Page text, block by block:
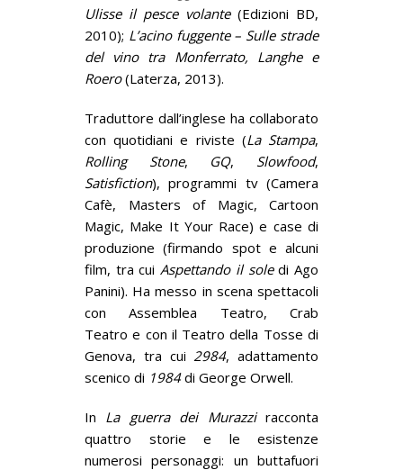
Ulisse il pesce volante(Edizioni BD,
2010); L’acino fuggente – Sulle strade
del vino tra Monferrato, Langhe e
Roero(Laterza, 2013).
Traduttore dall’inglese ha collaborato
con quotidiani e riviste (La Stampa,
Rolling
Stone, GQ, Slowfood,
Satisfiction), programmi tv (Camera
Cafè, Masters of Magic, Cartoon
Magic, Make It Your Race) e case di
produzione (firmando spot e alcuni
film, tra cuiAspettando il soledi Ago
Panini). Ha messo in scena spettacoli
con Assemblea Teatro, Crab
Teatro e con il Teatro della Tosse di
Genova, tra cui 2984, adattamento
scenico di 1984di George Orwell.
In La guerra dei Murazziracconta
quattro storie e le esistenze
numerosi personaggi: un buttafuori